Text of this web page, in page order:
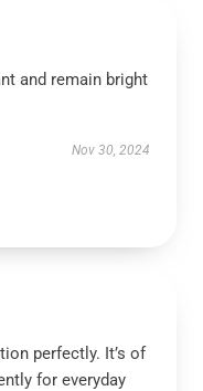
and remain bright
Nov 30, 2024
perfectly. It’s of
for everyday